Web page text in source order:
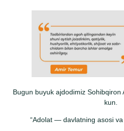
Bugun buyuk ajdodimiz Sohibqiron
kun.
“Adolat — davlatning asosi va